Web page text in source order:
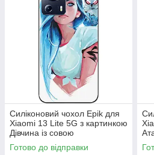
Силіконовий чохол Epik для
Xiaomi 13 Lite 5G з картинкою
Дівчина із совою
Готово до відправки